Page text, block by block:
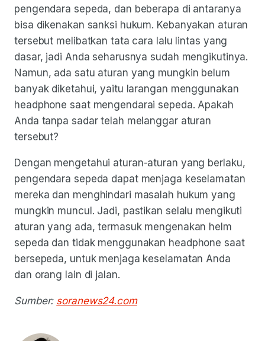
pengendara sepeda, dan beberapa di antaranya
bisa dikenakan sanksi hukum. Kebanyakan aturan
tersebut melibatkan tata cara lalu lintas yang
dasar, jadi Anda seharusnya sudah mengikutinya.
Namun, ada satu aturan yang mungkin belum
banyak diketahui, yaitu larangan menggunakan
headphone saat mengendarai sepeda. Apakah
Anda tanpa sadar telah melanggar aturan
tersebut?
Dengan mengetahui aturan-aturan yang berlaku,
pengendara sepeda dapat menjaga keselamatan
mereka dan menghindari masalah hukum yang
mungkin muncul. Jadi, pastikan selalu mengikuti
aturan yang ada, termasuk mengenakan helm
sepeda dan tidak menggunakan headphone saat
bersepeda, untuk menjaga keselamatan Anda
dan orang lain di jalan.
Sumber: soranews24.com